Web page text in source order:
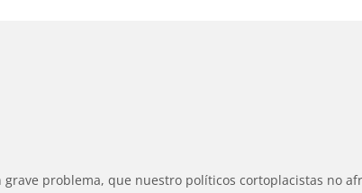
problema, que nuestro políticos cortoplacistas no